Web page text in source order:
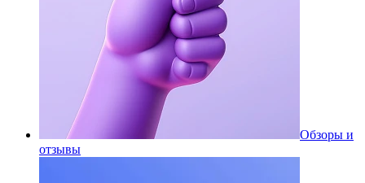
Обзоры и
отзывы